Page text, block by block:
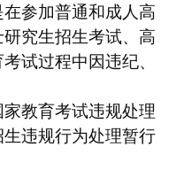
参加普通和成人高
究生招生考试、高
试过程中因违纪、
教育考试违规处理
违规行为处理暂行